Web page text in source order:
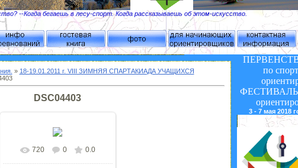
--Когда бегаешь в лесу-спорт. Когда рассказываешь об этом-искусство.
» 18-19.01.2011 г. VIII ЗИМНЯЯ СПАРТАКИАДА УЧАЩИХСЯ
DSC04403
720 0 0.0
по
ФЕСТИВАЛЬ
3 - 7 мая 2018